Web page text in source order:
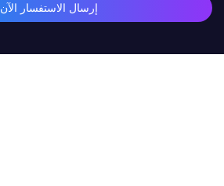
إرسال الاستفسار الآن